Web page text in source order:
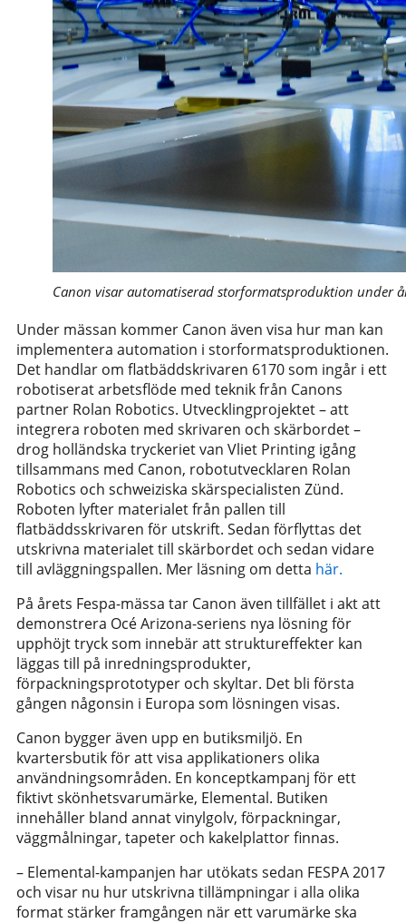
Canon visar automatiserad storformatsproduktion under
Under mässan kommer Canon även visa hur man kan
implementera automation i storformatsproduktionen.
Det handlar om flatbäddskrivaren 6170 som ingår i ett
robotiserat arbetsflöde med teknik från Canons
partner Rolan Robotics. Utvecklingprojektet – att
integrera roboten med skrivaren och skärbordet –
drog holländska tryckeriet van Vliet Printing igång
tillsammans med Canon, robotutvecklaren Rolan
Robotics och schweiziska skärspecialisten Zünd.
Roboten lyfter materialet från pallen till
flatbäddsskrivaren för utskrift. Sedan förflyttas det
utskrivna materialet till skärbordet och sedan vidare
till avläggningspallen. Mer läsning om detta här.
På årets Fespa-mässa tar Canon även tillfället i akt att
demonstrera Océ Arizona-seriens nya lösning för
upphöjt tryck som innebär att struktureffekter kan
läggas till på inredningsprodukter,
förpackningsprototyper och skyltar. Det bli första
gången någonsin i Europa som lösningen visas.
Canon bygger även upp en butiksmiljö. En
kvartersbutik för att visa applikationers olika
användningsområden. En konceptkampanj för ett
fiktivt skönhetsvarumärke, Elemental. Butiken
innehåller bland annat vinylgolv, förpackningar,
väggmålningar, tapeter och kakelplattor finnas.
– Elemental-kampanjen har utökats sedan FESPA 2017
och visar nu hur utskrivna tillämpningar i alla olika
format stärker framgången när ett varumärke ska